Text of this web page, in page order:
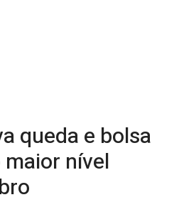
queda e bolsa
maior nível